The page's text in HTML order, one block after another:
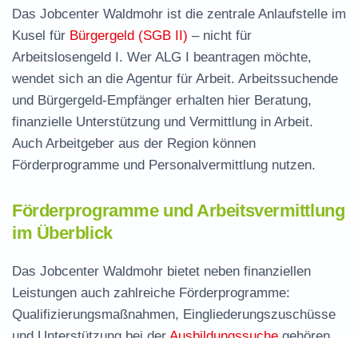
Das Jobcenter Waldmohr ist die zentrale Anlaufstelle im
Kusel für Bürgergeld (SGB II) – nicht für
Arbeitslosengeld I. Wer ALG I beantragen möchte,
wendet sich an die Agentur für Arbeit. Arbeitssuchende
und Bürgergeld-Empfänger erhalten hier Beratung,
finanzielle Unterstützung und Vermittlung in Arbeit.
Auch Arbeitgeber aus der Region können
Förderprogramme und Personalvermittlung nutzen.
Förderprogramme und Arbeitsvermittlung
im Überblick
Das Jobcenter Waldmohr bietet neben finanziellen
Leistungen auch zahlreiche Förderprogramme:
Qualifizierungsmaßnahmen, Eingliederungszuschüsse